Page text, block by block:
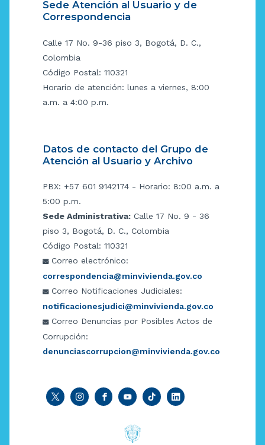
Sede Atención al Usuario y de
Correspondencia
Calle 17 No. 9-36 piso 3, Bogotá, D. C.,
Colombia
Código Postal: 110321
Horario de atención: lunes a viernes, 8:00
a.m. a 4:00 p.m.
Datos de contacto del Grupo de
Atención al Usuario y Archivo
PBX: +57 601 9142174 - Horario: 8:00 a.m. a
5:00 p.m.
Sede Administrativa: Calle 17 No. 9 - 36
piso 3, Bogotá, D. C., Colombia
Código Postal: 110321
Correo electrónico:
correspondencia@minvivienda.gov.co
Correo Notificaciones Judiciales:
notificacionesjudici@minvivienda.gov.co
Correo Denuncias por Posibles Actos de
Corrupción:
denunciascorrupcion@minvivienda.gov.co